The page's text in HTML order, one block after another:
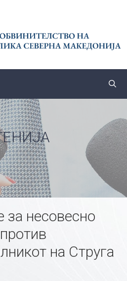
за несовесно
на Струга